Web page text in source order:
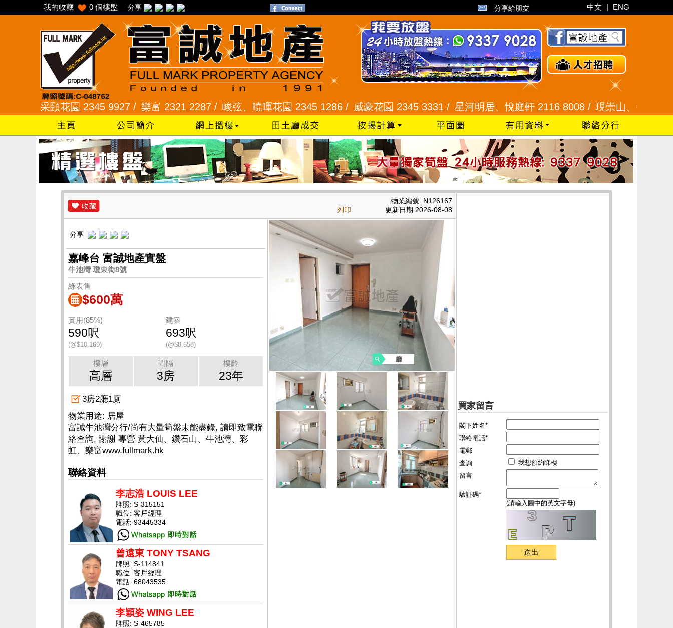
我的收藏 0 個樓盤 分享 分享給朋友 中文 | ENG
采頣花園 2345 9927 / 樂富 2321 2287 / 峻弦、曉暉花園 2345 1286 / 威豪花園 2345 3331 / 星河明居、悅庭軒 2116 8008 / 現崇山、譽港灣 2345
列印
物業編號: N126167
更新日期 2026-08-08
買家留言
閣下姓名*
聯絡電話*
電郵
查詢
我想預約睇樓
留言
驗証碼*
(請輸入圖中的英文字母)
分享
嘉峰台 富誠地產實盤
牛池灣 瓊東街8號
綠表售
$600萬
實用(85%)
590呎
(@$10,169)
建築
693呎
(@$8,658)
樓層
高層
間隔
3房
樓齡
23年
3房2廳1廁
物業用途: 居屋
富誠牛池灣分行/尚有大量筍盤未能盡錄, 請即致電聯
絡查詢, 謝謝 專營 黃大仙、鑽石山、牛池灣、彩
虹、樂富www.fullmark.hk
聯絡資料
李志浩 LOUIS LEE
牌照: S-315151
職位: 客戶經理
電話: 93445334
曾遠東 TONY TSANG
牌照: S-114841
職位: 客戶經理
電話: 68043535
李穎姿 WING LEE
牌照: S-465785